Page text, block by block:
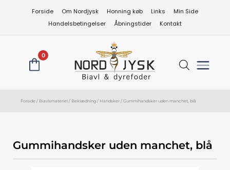
Forside Om Nordjysk Honning køb Links
Min Side
Handelsbetingelser
Åbningstider Kontakt
0
Forside / Biavlsmateriel / Beklædning / Handsker / Gummihandsker uden manchet, blå
Gummihandsker uden manchet, blå